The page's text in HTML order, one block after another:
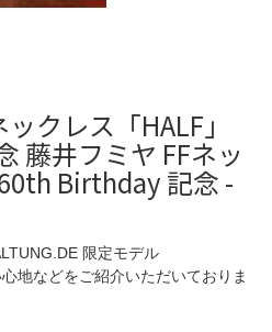
クレス「HALF」
藤井フミヤ FFネッ
Birthday 記念 -
限定モデル
地などをご紹介いただいておりま